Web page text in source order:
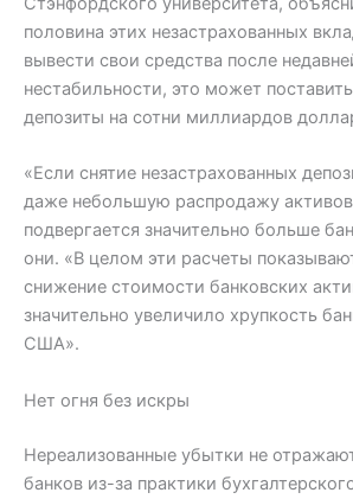
половина этих незастрахованных
вывести свои средства после
нестабильности, это может
депозиты на сотни миллиардов
«Если снятие незастрахованных
даже небольшую распродажу
подвергается значительно больше
они. «В целом эти расчеты
снижение стоимости банковских
значительно увеличило хрупкость
США».
Нет огня без искры
Нереализованные убытки не
банков из-за практики